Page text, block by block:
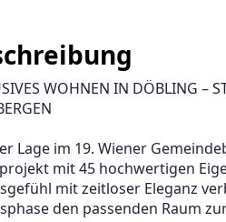
WOHNEN IN DÖBLING –
Lage im 19. Wiener
mit 45 hochwertigen
mit zeitloser Eleganz
den passenden Raum
FÜR DIE
erzeugen. Bitte setzen Sie